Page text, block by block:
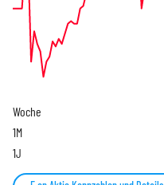
Woche
1M
1J